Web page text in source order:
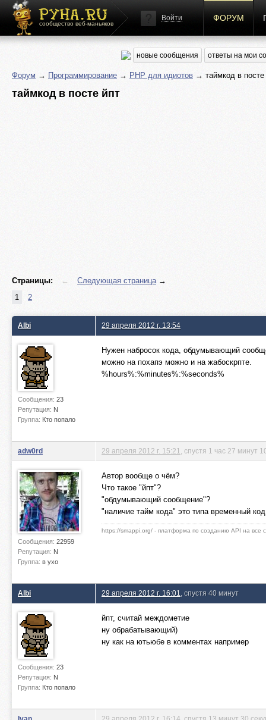
сообщество веб-маньяков
Войти ФОРУМ
новые сообщения ответы на мои
Форум → Программирование → PHP для идиотов → таймкод в посте
таймкод в посте йпт
Страницы: ← Следующая страница→
1
2
Albi
Сообщения: 23
Репутация: N
Группа: Кто попало
29 апреля 2012 г. 13:54
Нужен набросок кода, обдумывающий
можно на похапэ можно и на жабоскрпте.
%hours%:%minutes%:%seconds%
adw0rd
Сообщения: 22959
Репутация: N
Группа: в ухо
29 апреля 2012 г. 15:21 , спустя 1 час 27 минут
Автор вообще о чём?
Что такое "йпт"?
"обдумывающий сообщение"?
"наличие тайм кода" это типа временный
https://smappi.org/ - платформа по созданию API на все
Albi
Сообщения: 23
Репутация: N
Группа: Кто попало
29 апреля 2012 г. 16:01 , спустя 40 минут
йпт, считай междометие
ну обрабатывающий)
ну как на ютьюбе в комментах например